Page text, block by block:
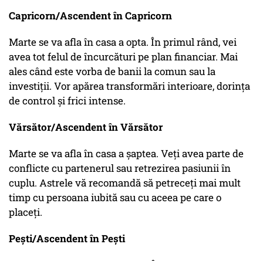
Capricorn/Ascendent în Capricorn
Marte se va afla în casa a opta. În primul rând, vei
avea tot felul de încurcături pe plan financiar. Mai
ales când este vorba de banii la comun sau la
investiții. Vor apărea transformări interioare, dorința
de control și frici intense.
Vărsător/Ascendent în Vărsător
Marte se va afla în casa a șaptea. Veți avea parte de
conflicte cu partenerul sau retrezirea pasiunii în
cuplu. Astrele vă recomandă să petreceți mai mult
timp cu persoana iubită sau cu aceea pe care o
placeți.
Pești/Ascendent în Pești